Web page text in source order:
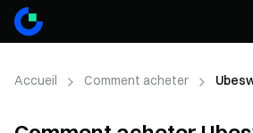
Accueil Comment acheter